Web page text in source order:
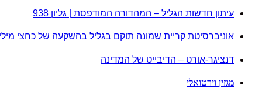
עיתון חדשות הגליל – המהדורה המודפסת | גליון 938
אוניברסיטת קריית שמונה תוקם בגליל בהשקעה של כחצי
דנציגר-אורט – הדיבייט של המדינה
מגזין וירטואלי